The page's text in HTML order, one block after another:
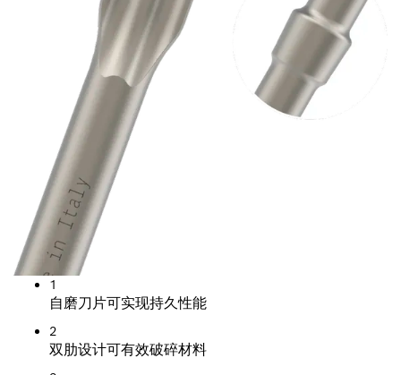
1
自磨刀片可实现持久性能
2
双肋设计可有效破碎材料